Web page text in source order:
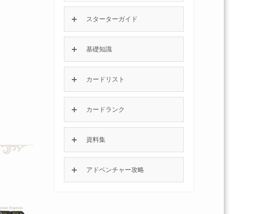
スターターガイド
基礎知識
カードリスト
カードランク
資料集
アドベンチャー攻略